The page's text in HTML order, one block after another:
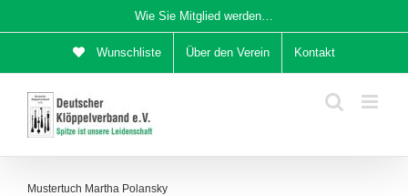
Inhalt
Wie Sie Mitglied werden…
Wunschliste Über den Verein Kontakt
Mustertuch Martha Polansky